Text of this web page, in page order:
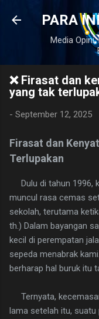
PARA
Media
❌ Firasat dan
yang tak
- September 12, 2025
Firasat dan
Terlupakan
Dulu di tahun 1996,
muncul rasa cemas
sekolah, terutama
th.) Dalam bayangan
kecil di perempatan
sepeda menabrak
berharap hal buruk itu
Ternyata,
lama setelah itu,